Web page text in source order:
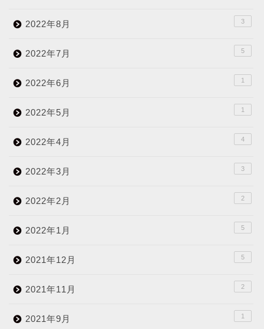
2022年8月 3
2022年7月 5
2022年6月 1
2022年5月 1
2022年4月 4
2022年3月 3
2022年2月 2
2022年1月 5
2021年12月 5
2021年11月 2
2021年9月 1